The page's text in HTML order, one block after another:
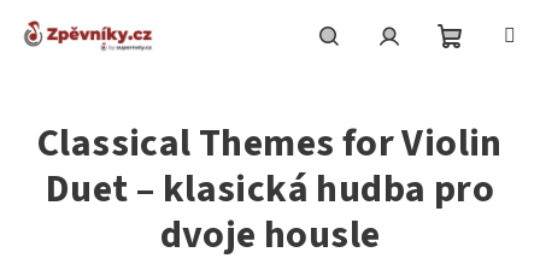
košík
Classical Themes for Violin
Duet – klasická hudba pro
dvoje housle